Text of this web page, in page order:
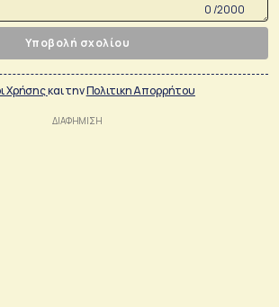
0 /2000
Υποβολή σχολίου
Χρήσηςκαι τηνΠολιτικη Απορρήτου